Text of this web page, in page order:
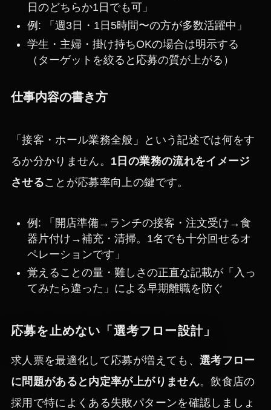
日のどちらか1日でも可」
例: 「週3日・1日5時間〜の方が多数活躍中」
学生・主婦・掛け持ちOKの場合は明示する
（ターゲットを絞ると応募の質が上がる）
仕事内容の書き方
「接客・ホール業務全般」という記述では何をす
るか分かりません。 1日の業務の流れをイメージ
させることが応募率向上の鍵です。
例: 「開店準備→ランチの接客・注文受け→食
器片付け→補充・清掃。1名でも十分回せるオ
ペレーションです」
覚えることの量・難しさの正直な記載が「入っ
てみたら違った」による早期離職を防ぐ
応募を止めない「選考フロー設計」
求人票を最適化して応募が増えても、 選考フロー
に問題があると内定率が上がりません。飲食店の
採用で特によくある失敗パターンを確認しましょ